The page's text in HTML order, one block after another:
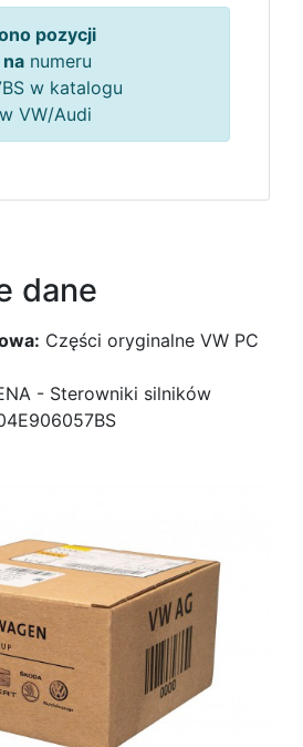
pozycji
na numeru
w katalogu
VW/Audi
dane
Części oryginalne VW PC
- Sterowniki silników